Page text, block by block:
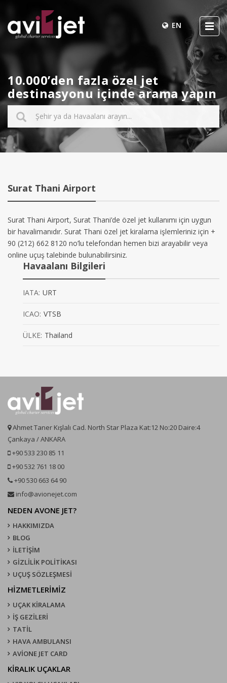
EN
10.000’den fazla özel jet
destinasyonu içinde arama yapın
Surat Thani Airport
Surat Thani Airport, Surat Thani’de özel jet kullanımı için uygun
bir havalimanıdır. Surat Thani özel jet kiralama işlemleriniz için +
90 (212) 662 8120 no’lu telefondan hemen bizi arayabilir veya
online uçuş talebinde bulunabilirsiniz.
Havaalanı Bilgileri
IATA: URT
ICAO: VTSB
ÜLKE: Thailand
Ahmet Taner Kışlalı Cad. North Star Plaza Kat:12 No:20 Daire:4
Çankaya / ANKARA
+90 533 230 85 11
+90 532 761 18 00
+90 530 663 64 90
info@avionejet.com
NEDEN AVONE JET?
HAKKIMIZDA
BLOG
İLETİŞİM
GİZLİLİK POLİTİKASI
UÇUŞ SÖZLEŞMESI
HİZMETLERİMİZ
UÇAK KIRALAMA
İŞ GEZİLERİ
TATİL
HAVA AMBULANSI
AVİONE JET CARD
KIRALIK UÇAKLAR